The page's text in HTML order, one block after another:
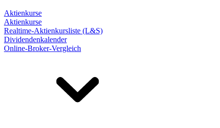
Aktienkurse
Aktienkurse
Realtime-Aktienkursliste (L&S)
Dividendenkalender
Online-Broker-Vergleich